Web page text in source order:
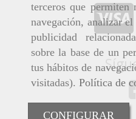
terceros que permiten
navegación, analizar
publicidad
sobre la base de un
tus hábitos de
visitadas). Política de
CONFIGURAR